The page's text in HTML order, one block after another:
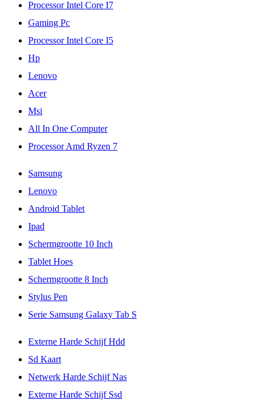
Processor Intel Core I7
Gaming Pc
Processor Intel Core I5
Hp
Lenovo
Acer
Msi
All In One Computer
Processor Amd Ryzen 7
Samsung
Lenovo
Android Tablet
Ipad
Schermgrootte 10 Inch
Tablet Hoes
Schermgrootte 8 Inch
Stylus Pen
Serie Samsung Galaxy Tab S
Externe Harde Schijf Hdd
Sd Kaart
Netwerk Harde Schijf Nas
Externe Harde Schijf Ssd